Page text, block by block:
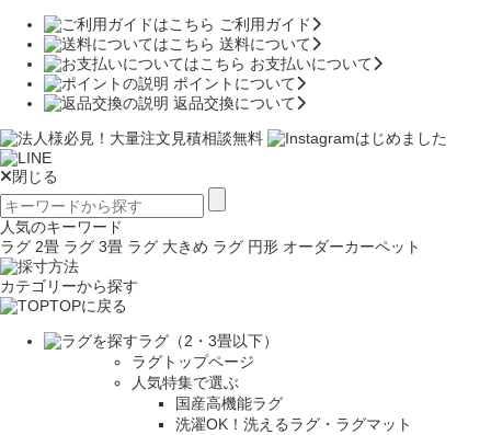
ご利用ガイド
送料について
お支払いについて
ポイントについて
返品交換について
閉じる
人気のキーワード
ラグ 2畳 ラグ 3畳 ラグ 大きめ ラグ 円形 オーダーカーペット
カテゴリーから探す
TOPに戻る
ラグ（2・3畳以下）
ラグトップページ
人気特集で選ぶ
国産高機能ラグ
洗濯OK！洗えるラグ・ラグマット